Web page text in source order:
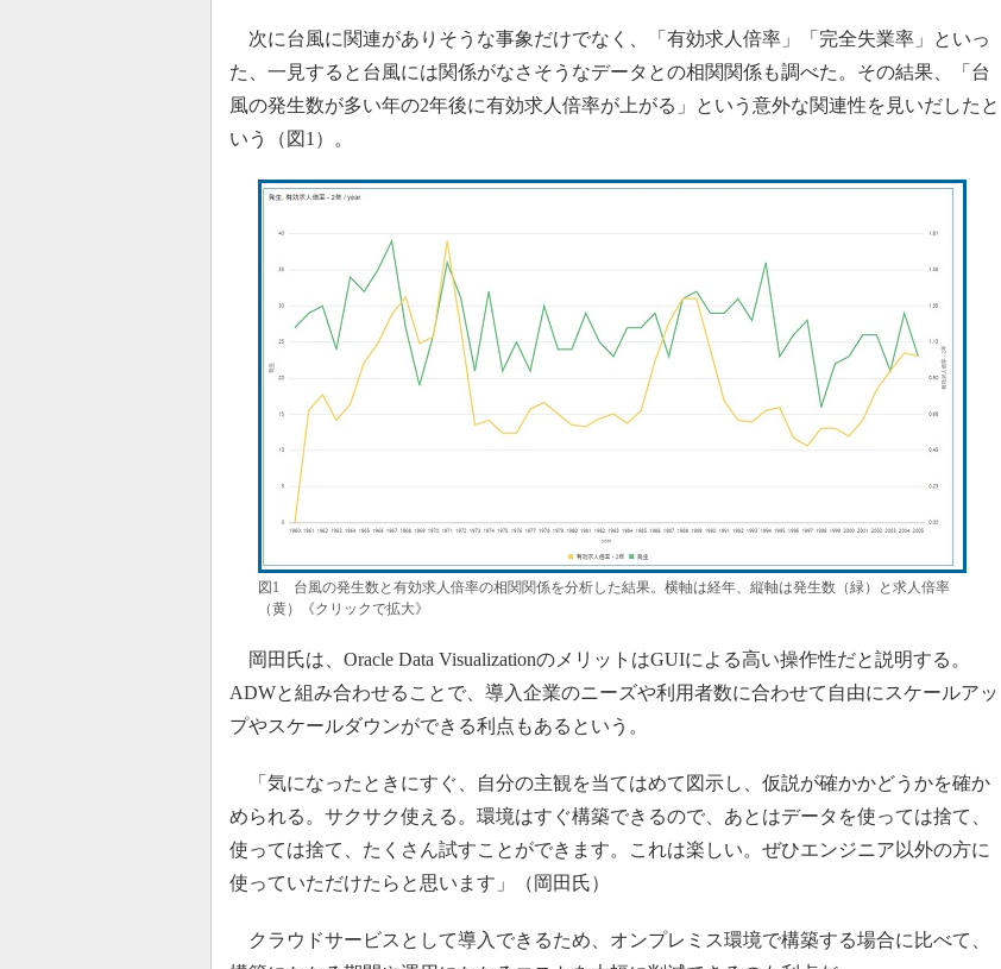
次に台風に関連がありそうな事象だけでなく、「有効求人倍率」「完全失業率」といっ
た、一見すると台風には関係がなさそうなデータとの相関関係も調べた。その結果、「台
風の発生数が多い年の2年後に有効求人倍率が上がる」という意外な関連性を見いだしたと
いう（図1）。
図1 台風の発生数と有効求人倍率の相関関係を分析した結果。横軸は経年、縦軸は発生数（緑）と求人倍率
（黄）《クリックで拡大》
岡田氏は、Oracle Data VisualizationのメリットはGUIによる高い操作性だと説明する。
ADWと組み合わせることで、導入企業のニーズや利用者数に合わせて自由にスケールアッ
プやスケールダウンができる利点もあるという。
「気になったときにすぐ、自分の主観を当てはめて図示し、仮説が確かかどうかを確か
められる。サクサク使える。環境はすぐ構築できるので、あとはデータを使っては捨て、
使っては捨て、たくさん試すことができます。これは楽しい。ぜひエンジニア以外の方に
使っていただけたらと思います」（岡田氏）
クラウドサービスとして導入できるため、オンプレミス環境で構築する場合に比べて、